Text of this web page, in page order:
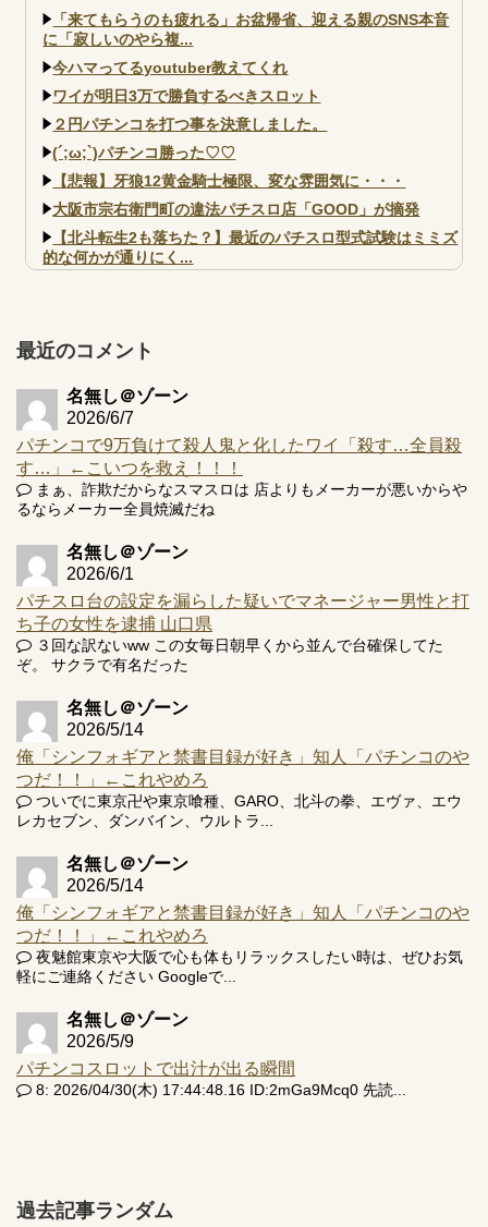
「来てもらうのも疲れる」お盆帰省、迎える親のSNS本音
に「寂しいのやら複...
今ハマってるyoutuber教えてくれ
ワイが明日3万で勝負するべきスロット
２円パチンコを打つ事を決意しました。
(´;ω;`)パチンコ勝った♡♡
【悲報】牙狼12黄金騎士極限、変な雰囲気に・・・
大阪市宗右衛門町の違法パチスロ店「GOOD」が摘発
【北斗転生2も落ちた？】最近のパチスロ型式試験はミミズ
的な何かが通りにく...
井の軽い絆？
Powered by livedoor 相互RSS
最近のコメント
名無し＠ゾーン
2026/6/7
パチンコで9万負けて殺人鬼と化したワイ「殺す…全員殺
す…」←こいつを救え！！！
まぁ、詐欺だからなスマスロは 店よりもメーカーが悪いからや
るならメーカー全員焼滅だね
名無し＠ゾーン
2026/6/1
パチスロ台の設定を漏らした疑いでマネージャー男性と打
ち子の女性を逮捕 山口県
３回な訳ないww この女毎日朝早くから並んで台確保してた
ぞ。 サクラで有名だった
名無し＠ゾーン
2026/5/14
俺「シンフォギアと禁書目録が好き」知人「パチンコのや
つだ！！」←これやめろ
ついでに東京卍や東京喰種、GARO、北斗の拳、エヴァ、エウ
レカセブン、ダンバイン、ウルトラ...
名無し＠ゾーン
2026/5/14
俺「シンフォギアと禁書目録が好き」知人「パチンコのや
つだ！！」←これやめろ
夜魅館東京や大阪で心も体もリラックスしたい時は、ぜひお気
軽にご連絡ください Googleで...
名無し＠ゾーン
2026/5/9
パチンコスロットで出汁が出る瞬間
8: 2026/04/30(木) 17:44:48.16 ID:2mGa9Mcq0 先読...
過去記事ランダム